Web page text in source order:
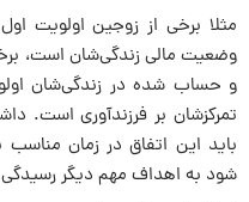
مثلا برخی از زوجین اولویت
وضعیت مالی زندگی‌شان است،
و حساب شده در زندگی‌شان
تمرکزشان بر فرزندآوری است.
باید این اتفاق در زمان
شود به اهداف مهم دیگر